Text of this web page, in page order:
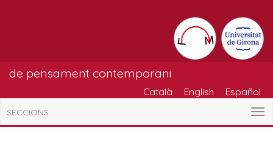
de pensament contemporani
Català English Español
SECCIONS